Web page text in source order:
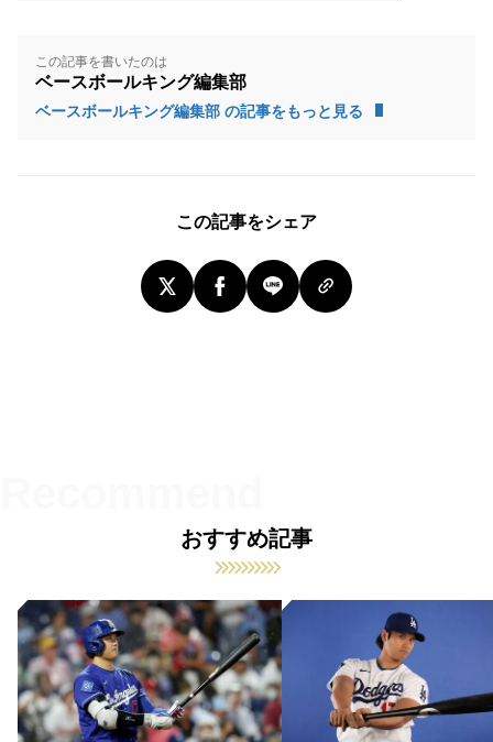
この記事を書いたのは
ベースボールキング編集部
ベースボールキング編集部 の記事をもっと見る
この記事をシェア
おすすめ記事